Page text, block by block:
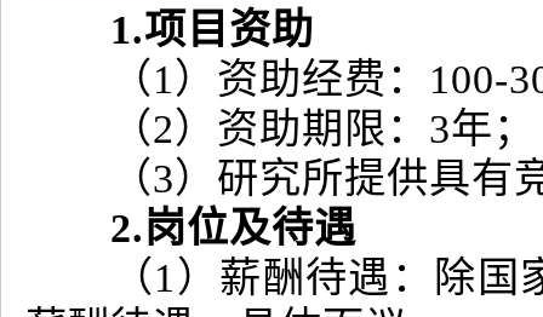
1.项目资助
（1）资助经费：100-
（2）资助期限：3年
（3）研究所提供具有
2.岗位及待遇
（1）薪酬待遇：除国